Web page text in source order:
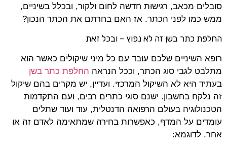
סובלים מכאב, רגישות חדשה לחום ולקור, ובכלל בשיניים,
ממש כמו לפני הכתר. אז האם בחרתם את הכתר הנכון?
החלפת כתר בשן זה לא נפוץ – ובכל זאת
רופא השיניים שלכם עובד עם כל מיני שיקולים כאשר הוא
מתלבט לגבי סוג הכתר, וככל הנראה החלפת כתר בשן
בעתיד היא לא השיקול המרכזי. ועדיין, יש מקרים בהם שיקול
זה נלקח בחשבון. ישנם סוגי כתרים רבים, ועם התקדמות
הטכנולוגיה בעולם הרפואה הדנטלית, עוד ועוד שתלים
עומדים על המדף, כאפשרות בחירה שמתאימה לאדם זה או
אחר. לדוגמא: